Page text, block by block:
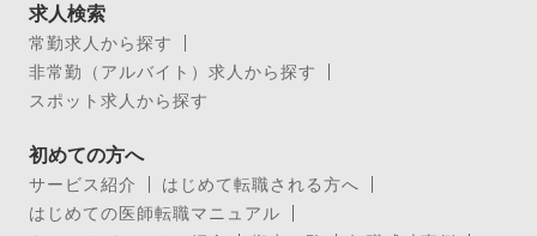
求人検索
常勤求人から探す
非常勤（アルバイト）求人から探す
スポット求人から探す
初めての方へ
サービス紹介
はじめて転職される方へ
はじめての医師転職マニュアル